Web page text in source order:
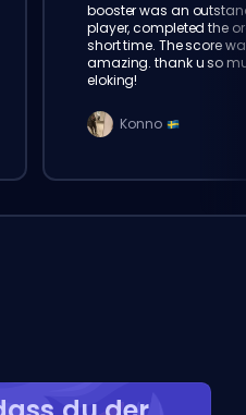
booster was an
player, completed the
short time. The score
amazing. thank u so
eloking!
Konno